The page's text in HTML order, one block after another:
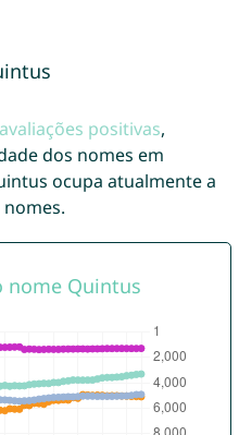
positivas,
dos nomes em
ocupa atualmente a